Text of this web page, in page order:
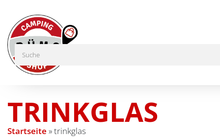
TRINKGLAS
Startseite »trinkglas